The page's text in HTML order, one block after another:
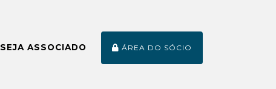
SEJA ASSOCIADO ÁREA DO SÓCIO